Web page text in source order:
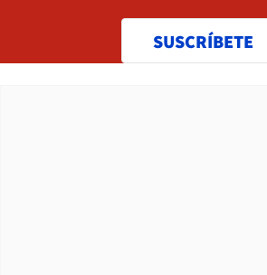
SUSCRÍBETE